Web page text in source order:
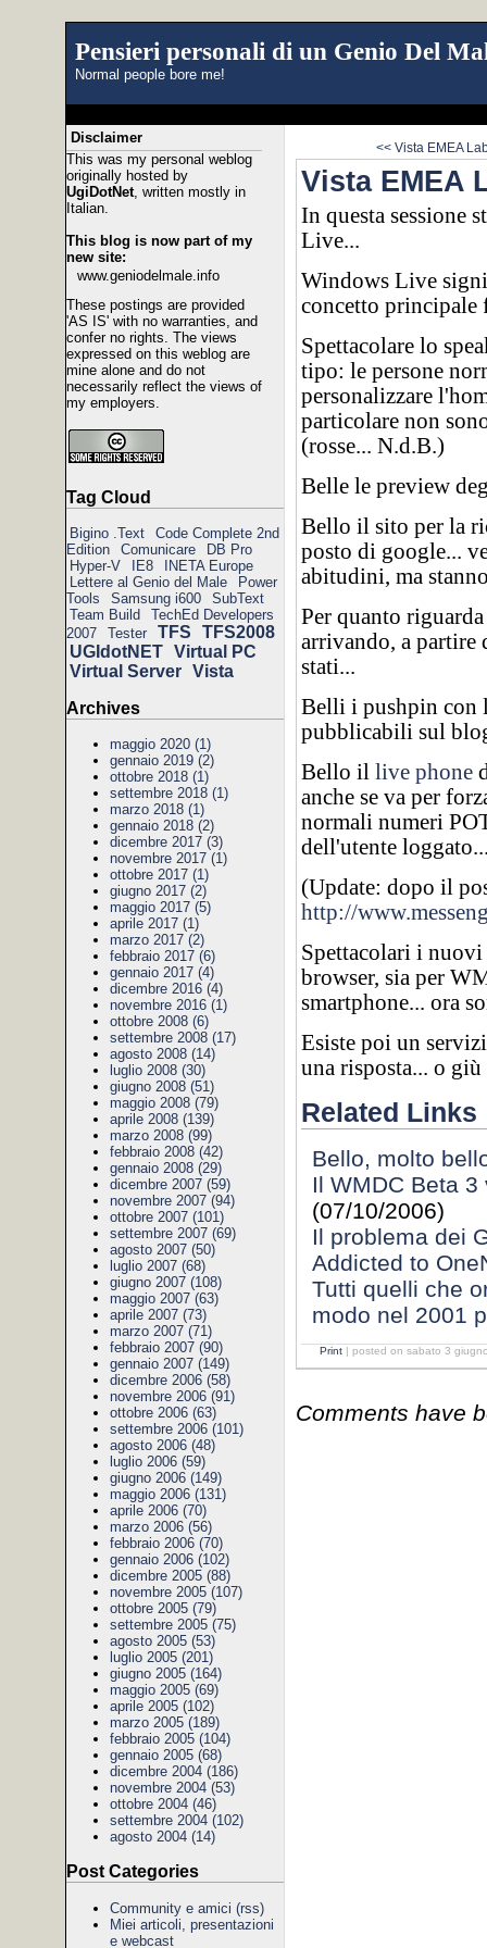
Pensieri personali di un Genio Del
Normal people bore me!
Disclaimer
This was my personal weblog
originally hosted by
UgiDotNet, written mostly in
Italian.
This blog is now part of my
new site:
www.geniodelmale.info
These postings are provided
'AS IS' with no warranties, and
confer no rights. The views
expressed on this weblog are
mine alone and do not
necessarily reflect the views of
my employers.
Tag Cloud
Bigino .Text
Code Complete 2nd
Edition
Comunicare
DB Pro
Hyper-V
IE8
INETA Europe
Lettere al Genio del Male
Power
Tools
Samsung i600
SubText
Team Build
TechEd Developers
2007
Tester TFS
TFS2008
UGIdotNET Virtual PC
Virtual Server Vista
Archives
maggio 2020 (1)
gennaio 2019 (2)
ottobre 2018 (1)
settembre 2018 (1)
marzo 2018 (1)
gennaio 2018 (2)
dicembre 2017 (3)
novembre 2017 (1)
ottobre 2017 (1)
giugno 2017 (2)
maggio 2017 (5)
aprile 2017 (1)
marzo 2017 (2)
febbraio 2017 (6)
gennaio 2017 (4)
dicembre 2016 (4)
novembre 2016 (1)
ottobre 2008 (6)
settembre 2008 (17)
agosto 2008 (14)
luglio 2008 (30)
giugno 2008 (51)
maggio 2008 (79)
aprile 2008 (139)
marzo 2008 (99)
febbraio 2008 (42)
gennaio 2008 (29)
dicembre 2007 (59)
novembre 2007 (94)
ottobre 2007 (101)
settembre 2007 (69)
agosto 2007 (50)
luglio 2007 (68)
giugno 2007 (108)
maggio 2007 (63)
aprile 2007 (73)
marzo 2007 (71)
febbraio 2007 (90)
gennaio 2007 (149)
dicembre 2006 (58)
novembre 2006 (91)
ottobre 2006 (63)
settembre 2006 (101)
agosto 2006 (48)
luglio 2006 (59)
giugno 2006 (149)
maggio 2006 (131)
aprile 2006 (70)
marzo 2006 (56)
febbraio 2006 (70)
gennaio 2006 (102)
dicembre 2005 (88)
novembre 2005 (107)
ottobre 2005 (79)
settembre 2005 (75)
agosto 2005 (53)
luglio 2005 (201)
giugno 2005 (164)
maggio 2005 (69)
aprile 2005 (102)
marzo 2005 (189)
febbraio 2005 (104)
gennaio 2005 (68)
dicembre 2004 (186)
novembre 2004 (53)
ottobre 2004 (46)
settembre 2004 (102)
agosto 2004 (14)
Post Categories
Community e amici (rss)
Miei articoli, presentazioni
e webcast
<< Vista EMEA
Vista EMEA
In questa sessione
Live...
Windows Live
concetto principale
Spettacolare lo
tipo: le persone
personalizzare
particolare non
(rosse... N.d.B.)
Belle le preview
Bello il sito per la
posto di google...
abitudini, ma
Per quanto
arrivando, a
stati...
Belli i pushpin con
pubblicabili sul
Bello il live phone
anche se va per
normali numeri
dell'utente
(Update: dopo il
http://
Spettacolari i
browser, sia per
smartphone... ora
Esiste poi un
una risposta... o
Related Links
Bello, molto
Il WMDC Beta
(07/10/2006)
Il problema dei
Addicted to
Tutti quelli che
modo nel 2001
Print | posted on sabato 3
Comments have